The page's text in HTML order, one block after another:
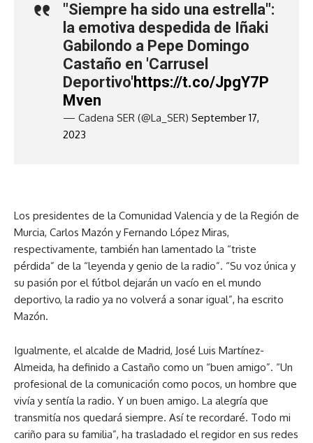
"Siempre ha sido una estrella":
la emotiva despedida de Iñaki
Gabilondo a Pepe Domingo
Castaño en 'Carrusel
Deportivo'https://t.co/JpgY7P
Mven
— Cadena SER (@La_SER) September 17,
2023
Los presidentes de la Comunidad Valencia y de la Región de
Murcia, Carlos Mazón y Fernando López Miras,
respectivamente, también han lamentado la “triste
pérdida” de la “leyenda y genio de la radio”. “Su voz única y
su pasión por el fútbol dejarán un vacío en el mundo
deportivo, la radio ya no volverá a sonar igual”, ha escrito
Mazón.
Igualmente, el alcalde de Madrid, José Luis Martínez-
Almeida, ha definido a Castaño como un “buen amigo”. “Un
profesional de la comunicación como pocos, un hombre que
vivía y sentía la radio. Y un buen amigo. La alegría que
transmitía nos quedará siempre. Así te recordaré. Todo mi
cariño para su familia”, ha trasladado el regidor en sus redes